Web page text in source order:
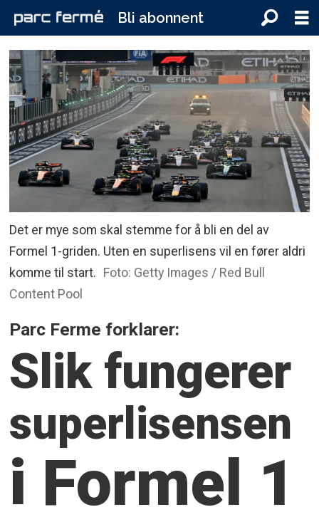
Bli abonnent
Det er mye som skal stemme for å bli en del av
Formel 1-griden. Uten en superlisens vil en fører aldri
komme til start. Foto: Getty Images / Red Bull
Content Pool
Parc Ferme forklarer:
Slik fungerer
superlisensen
i Formel 1